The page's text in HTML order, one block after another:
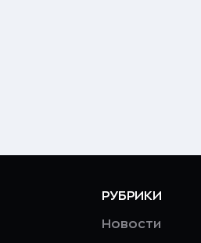
РУБРИКИ
Новости